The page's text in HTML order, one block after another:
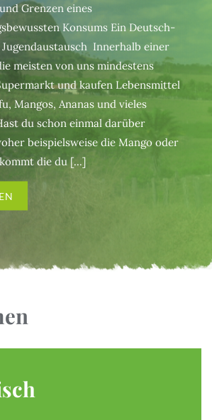
Grenzen eines
Konsums Ein Deutsch-
Innerhalb einer
meisten von uns mindestens
und kaufen Lebensmittel
Mangos, Ananas und vieles
du schon einmal darüber
beispielsweise die Mango oder
die du [...]
Berlin und
familienfreundlichen bis
Wander- und
Tiervielfalt in den
Naturschutzgebieten.
Orchideenwiesen an
oder die Kranichrufe
Schlafplätzen bei
dafür reichlich